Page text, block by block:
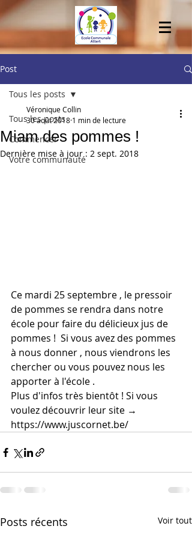
Post
Tous les posts
Commencer
Votre communauté
Tous les posts
Miam des pommes !
Véronique Collin
30 août 2018 1 min de lecture
Dernière mise à jour : 2 sept. 2018
Ce mardi 25 septembre , le pressoir
de pommes se rendra dans notre
école pour faire du délicieux jus de
pommes !  Si vous avez des pommes
à nous donner , nous viendrons les
chercher ou vous pouvez nous les
apporter à l'école .
Plus d'infos très bientôt ! Si vous
voulez découvrir leur site →
https://www.juscornet.be/
Posts récents Voir tout